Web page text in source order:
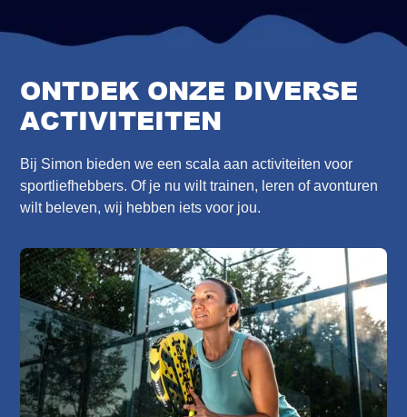
ONTDEK ONZE DIVERSE
ACTIVITEITEN
Bij Simon bieden we een scala aan activiteiten voor
sportliefhebbers. Of je nu wilt trainen, leren of avonturen
wilt beleven, wij hebben iets voor jou.